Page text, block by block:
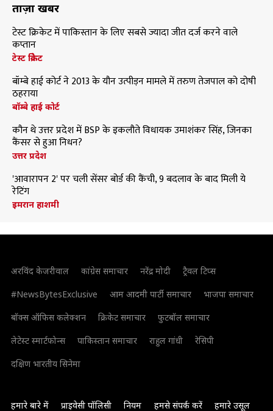
ताज़ा खबरें
टेस्ट क्रिकेट में पाकिस्तान के लिए सबसे ज्यादा जीत दर्ज करने वाले
कप्तान
टेस्ट क्रिकेट
बॉम्बे हाई कोर्ट ने 2013 के यौन उत्पीड़न मामले में तरुण तेजपाल को दोषी
ठहराया
बॉम्बे हाई कोर्ट
कौन थे उत्तर प्रदेश में BSP के इकलौते विधायक उमाशंकर सिंह, जिनका
कैंसर से हुआ निधन?
उत्तर प्रदेश
'आवारापन 2' पर चली सेंसर बोर्ड की कैंची, 9 बदलाव के बाद मिली ये
रेटिंग
इमरान हाशमी
अरविंद केजरीवाल कांग्रेस समाचार नरेंद्र मोदी
ट्रैवल टिप्स
#NewsBytesExclusive
आम आदमी पार्टी समाचार
भाजपा समाचार
बॉक्स ऑफिस कलेक्शन
क्रिकेट समाचार
फुटबॉल समाचार
लेटेस्ट स्मार्टफोन्स
पाकिस्तान समाचार राहुल गांधी
रेसिपी
दक्षिण भारतीय सिनेमा
हमारे बारे में प्राइवेसी पॉलिसी नियम हमसे संपर्क करें हमारे उसूल